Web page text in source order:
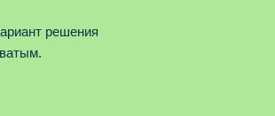
решения